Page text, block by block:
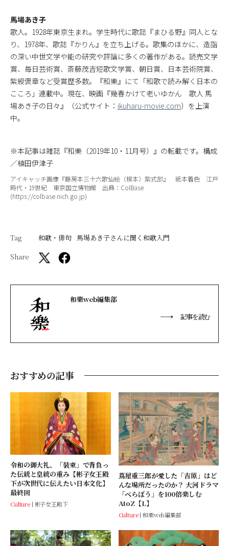
馬場あき子
歌人。1928年東京生まれ。学生時代に歌誌『まひる野』同人とな
り、1978年、歌誌『かりん』を立ち上げる。歌集のほかに、造詣
の深い中世文学や能の研究や評論に多くの著作がある。読売文学
賞、毎日芸術賞、斎藤茂吉短歌文学賞、朝日賞、日本芸術院賞、
紫綬褒章など受賞歴多数。『和樂』にて「和歌で読み解く日本の
こころ」連載中。現在、映画『幾春かけて老いゆかん 歌人 馬
場あき子の日々』（公式サイト： ikuharu-movie.com）を上演
中。
※本記事は雑誌『和樂（2019年10・11月号）』の転載です。構成
／植田伊津子
アイキャッチ画像『藤房本三十六歌仙絵（模本）紫式部』 紙本着色 江戸
時代・19世紀 東京国立博物館 出典：ColBase
(https://colbase.nich.go.jp)
Tag 和歌・俳句 馬場あき子さんに聞く和歌入門
Share
和樂web編集部
記事を読む
おすすめの記事
令和の御大礼、「装束」で背負っ
た伝統と皇統の重み【彬子女王殿
下が次世代に伝えたい日本文化】
最終回
Culture 彬子女王殿下
蔦屋重三郎が愛した「吉原」はど
んな場所だったのか？ 大河ドラマ
「べらぼう」を100倍楽しむ
AtoZ【L】
Culture 和樂web編集部